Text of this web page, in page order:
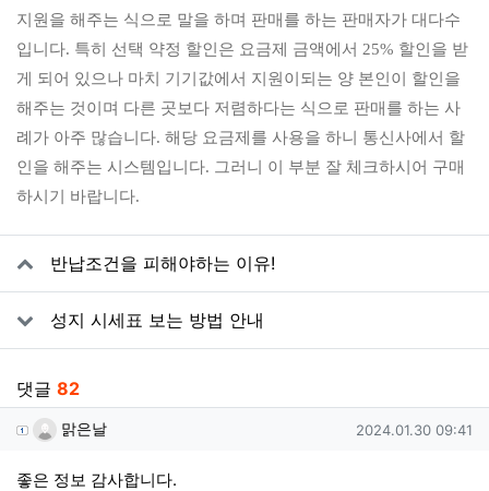
지원을 해주는 식으로 말을 하며 판매를 하는 판매자가 대다수
입니다. 특히 선택 약정 할인은 요금제 금액에서 25% 할인을 받
게 되어 있으나 마치 기기값에서 지원이 되는 양 본인이 할인을
해주는 것이며 다른 곳보다 저렴하다는 식으로 판매를 하는 사
례가 아주 많습니다. 해당 요금제를 사용을 하니 통신사에서 할
인을 해주는 시스템입니다. 그러니 이 부분 잘 체크하시어 구매
하시기 바랍니다.
관련자료
반납조건을 피해야하는 이유!
성지 시세표 보는 방법 안내
댓글 82
맑은날님의 댓글
맑은날 작성일
2024.01.30 09:41
좋은 정보 감사합니다.